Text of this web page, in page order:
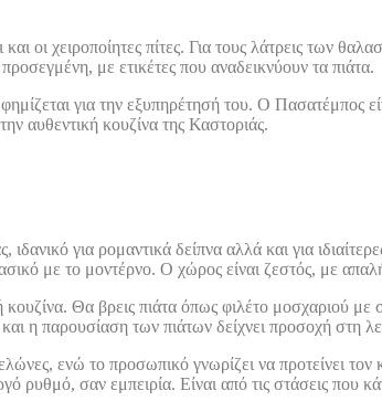
οι χειροποίητες πίτες. Για τους λάτρεις των
με ετικέτες που αναδεικνύουν τα πιάτα.
για την εξυπηρέτησή του. Ο Πασατέμπος
αυθεντική κουζίνα της Καστοριάς.
για ρομαντικά δείπνα αλλά και για
με το μοντέρνο. Ο χώρος είναι ζεστός, με
Θα βρεις πιάτα όπως φιλέτο μοσχαριού με
η παρουσίαση των πιάτων δείχνει προσοχή στη
ενώ το προσωπικό γνωρίζει να προτείνει
ρυθμό, σαν εμπειρία. Είναι από τις στάσεις που